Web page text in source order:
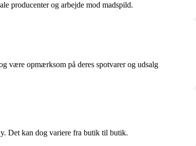
producenter og arbejde mod madspild.
være opmærksom på deres spotvarer og udsalg
Det kan dog variere fra butik til butik.